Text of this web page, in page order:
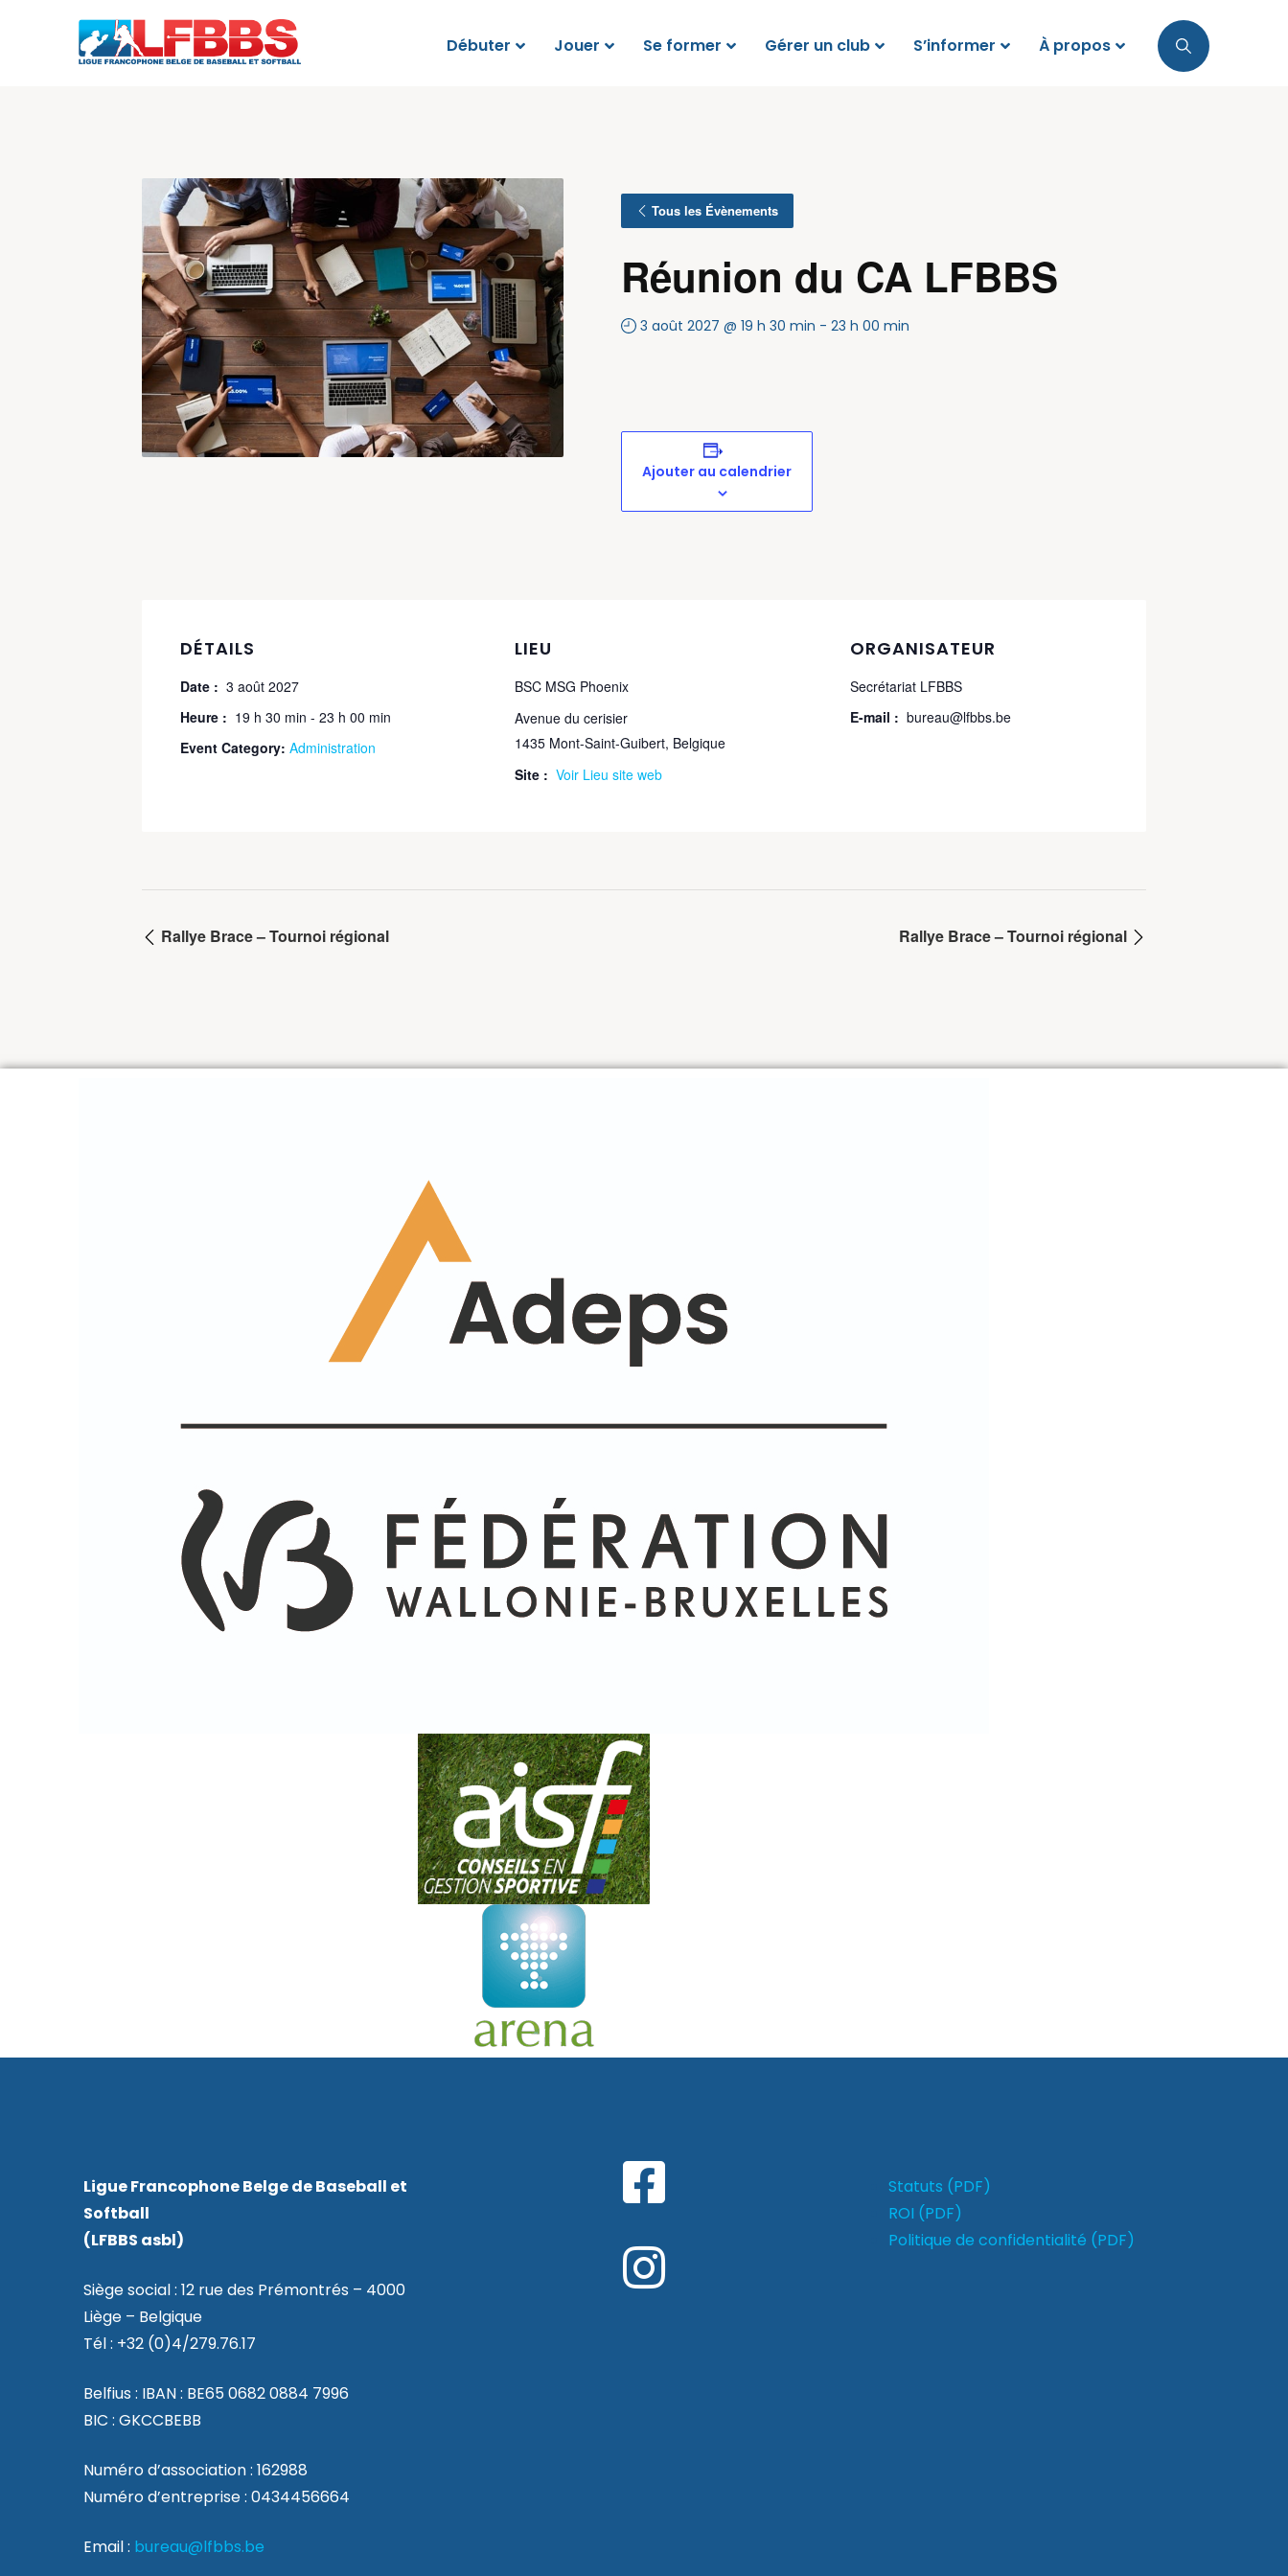
Débuter Jouer Se former Gérer un club S’informer À propos
Tous les Évènements
Réunion du CA LFBBS
3 août 2027 @ 19 h 30 min -23 h 00 min
Ajouter au calendrier
DÉTAILS
Date : 3 août 2027
Heure : 19 h 30 min - 23 h 00 min
Event Category: Administration
LIEU
BSC MSG Phoenix
Avenue du cerisier
1435 Mont-Saint-Guibert, Belgique
Site : Voir Lieu site web
ORGANISATEUR
Secrétariat LFBBS
E-mail : bureau@lfbbs.be
Rallye Brace – Tournoi régional Rallye Brace – Tournoi régional
Ligue Francophone Belge de Baseball et
Softball
(LFBBS asbl)
Siège social : 12 rue des Prémontrés – 4000
Liège – Belgique
Tél : +32 (0)4/279.76.17
Belfius : IBAN : BE65 0682 0884 7996
BIC : GKCCBEBB
Numéro d’association : 162988
Numéro d’entreprise : 0434456664
Email : bureau@lfbbs.be
Statuts (PDF)
ROI (PDF)
Politique de confidentialité (PDF)